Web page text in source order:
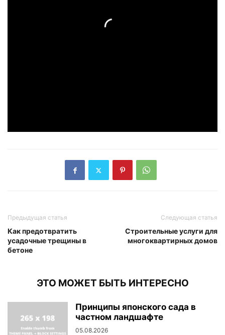
Предыдущая статья
Как предотвратить
усадочные трещины в
бетоне
Следующая статья
Строительные услуги для
многоквартирных домов
ЭТО МОЖЕТ БЫТЬ ИНТЕРЕСНО
Принципы японского сада в
частном ландшафте
05.08.2026